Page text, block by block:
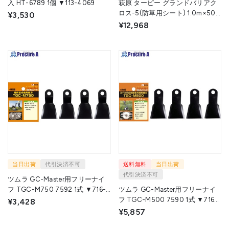
入 HT-6789 1個 ▼113-4069
¥3,530
萩原 ターピー グランドバリアク
ロス-5(防草用シート) 1.0m×50m
¥12,968
当日出荷 代引決済不可
ツムラ GC-Master用フリーナイ
フ TGC-M750 7592 1式 ▼716-
0027
¥3,428
送料無料
当日出荷
代引決済不可
ツムラ GC-Master用フリーナイ
フ TGC-M500 7590 1式 ▼716-
0023
¥5,857